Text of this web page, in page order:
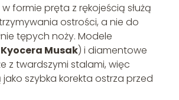
w formie pręta z rękojeścią służą
ostrości, a nie do
tępych noży. Modele
Kyocera Musak) i diamentowe
z twardszymi stalami, więc
jako szybka korekta ostrza przed